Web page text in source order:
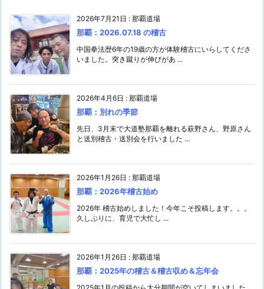
2026年7月21日 : 那覇道場
那覇：2026.07.18 の稽古
中国拳法歴6年の19歳の方が体験稽古にいらしてくださ
いました。突き蹴りが伸びがあ ...
2026年4月6日 : 那覇道場
那覇：別れの季節
先日、3月末で大道塾那覇を離れる萩野さん、野原さん
と送別稽古・送別会を行いました ...
2026年1月26日 : 那覇道場
那覇：2026年稽古始め
2026年 稽古始めしました！今年こそ投稿します。。。
久しぶりに、育児で大忙し ...
2026年1月26日 : 那覇道場
那覇：2025年の稽古＆稽古収め＆忘年会